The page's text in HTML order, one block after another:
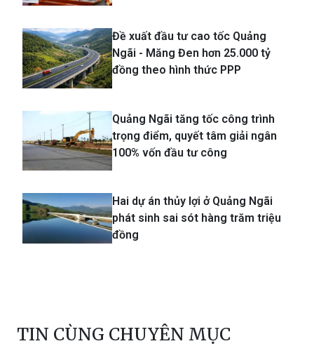
Đề xuất đầu tư cao tốc Quảng
Ngãi - Măng Đen hơn 25.000 tỷ
đồng theo hình thức PPP
Quảng Ngãi tăng tốc công trình
trọng điểm, quyết tâm giải ngân
100% vốn đầu tư công
Hai dự án thủy lợi ở Quảng Ngãi
phát sinh sai sót hàng trăm triệu
đồng
TIN CÙNG CHUYÊN MỤC